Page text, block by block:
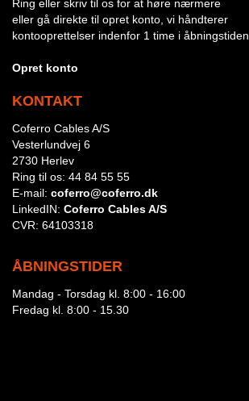
Ring eller skriv til os for at høre nærmere
eller gå direkte til opret konto, vi håndterer
kontooprettelser indenfor 1 time i åbningstiden.
Opret konto
KONTAKT
Coferro Cables A/S
Vesterlundvej 6
2730 Herlev
Ring til os: 44 84 55 55
E-mail: coferro@coferro.dk
LinkedIN: Coferro Cables A/S
CVR: 64103318
ÅBNINGSTIDER
Mandag - Torsdag kl. 8:00 - 16:00
Fredag kl. 8:00 - 15.30